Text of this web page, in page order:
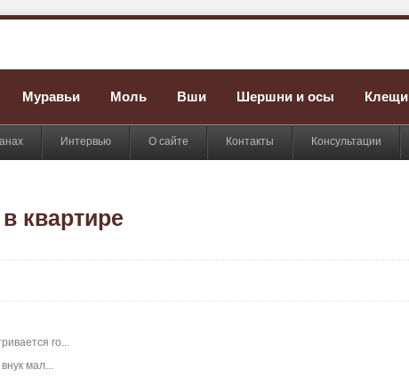
Муравьи Моль Вши Шершни и осы Клещи
Интервью О сайте Контакты Консультации
квартире
го...
мал...